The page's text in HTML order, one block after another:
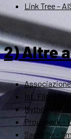
Link Tree –
2) Altre
Ist.
Mythopoeic
Proudneck –
Sackville –